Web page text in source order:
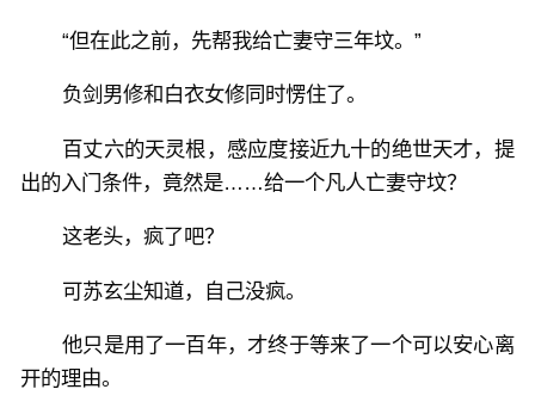
“但在此之前，先帮我给亡妻守三年坟。”
负剑男修和白衣女修同时愣住了。
百丈六的天灵根，感应度接近九十的绝世天才，提
出的入门条件，竟然是……给一个凡人亡妻守坟？
这老头，疯了吧？
可苏玄尘知道，自己没疯。
他只是用了一百年，才终于等来了一个可以安心离
开的理由。